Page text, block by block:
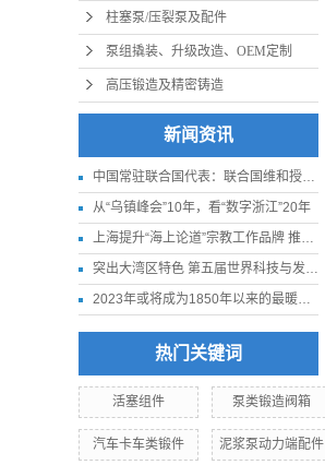
柱塞泵/压裂泵及配件
泵组撬装、升级改造、OEM定制
高压锻造及精密铸造
新闻资讯
中国常驻联合国代表：联合国维和授权应更贴近实际
从“乌镇峰会”10年，看“数字浙江”20年
上海提升“海上论道”宗教工作品牌 推进我国宗教中国化走深走实
突出大湾区特色 第五届世界科技与发展论坛11月下旬在深圳举行
2023年或将成为1850年以来的最暖年份
热门关键词
活塞组件 泵类锻造阀箱
汽车卡车类锻件 泥浆泵动力端配件